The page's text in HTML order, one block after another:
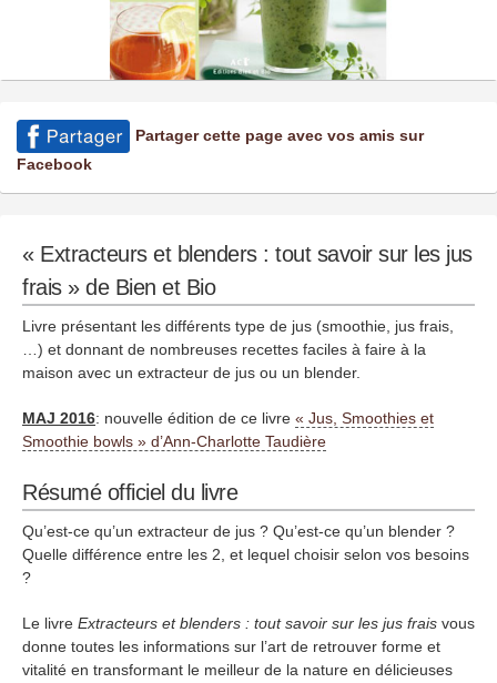
Partager cette page avec vos amis sur
Facebook
« Extracteurs et blenders : tout savoir sur les jus
frais » de Bien et Bio
Livre présentant les différents type de jus (smoothie, jus frais,
…) et donnant de nombreuses recettes faciles à faire à la
maison avec un extracteur de jus ou un blender.
MAJ 2016: nouvelle édition de ce livre « Jus, Smoothies et
Smoothie bowls » d’Ann-Charlotte Taudière
Résumé officiel du livre
Qu’est-ce qu’un extracteur de jus ? Qu’est-ce qu’un blender ?
Quelle différence entre les 2, et lequel choisir selon vos besoins
?
Le livre Extracteurs et blenders : tout savoir sur les jus frais vous
donne toutes les informations sur l’art de retrouver forme et
vitalité en transformant le meilleur de la nature en délicieuses